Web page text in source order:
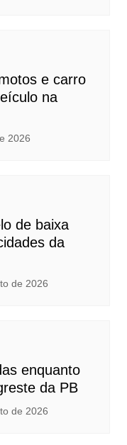
e carro
na
2026
de baixa
da
de 2026
enquanto
da PB
de 2026